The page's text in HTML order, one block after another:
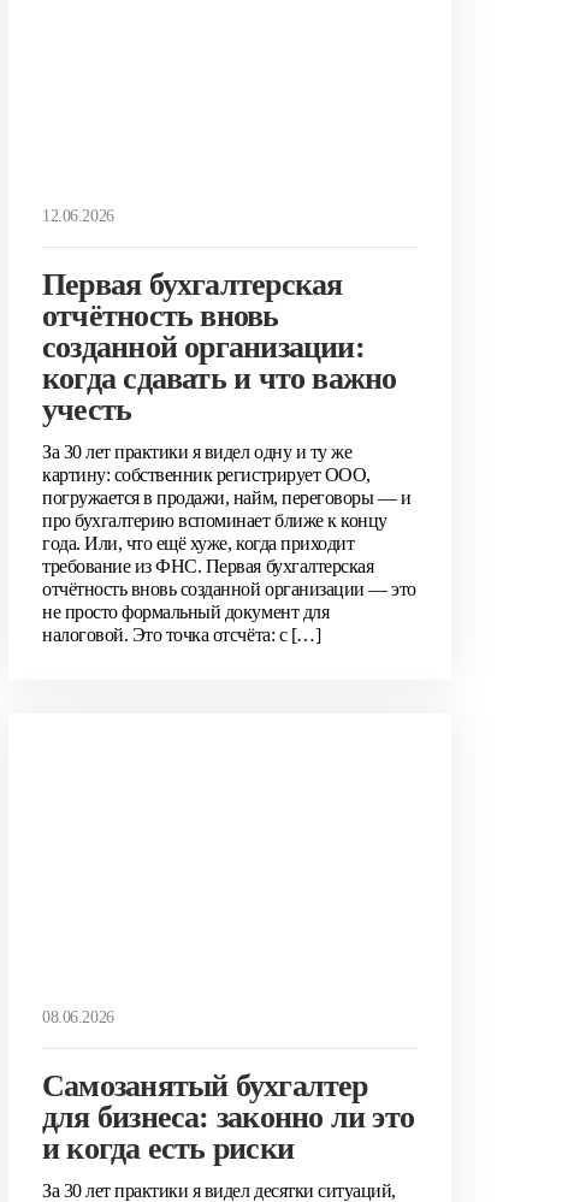
12.06.2026
Первая бухгалтерская
отчётность вновь
созданной организации:
когда сдавать и что важно
учесть
За 30 лет практики я видел одну и ту же
картину: собственник регистрирует ООО,
погружается в продажи, найм, переговоры — и
про бухгалтерию вспоминает ближе к концу
года. Или, что ещё хуже, когда приходит
требование из ФНС. Первая бухгалтерская
отчётность вновь созданной организации — это
не просто формальный документ для
налоговой. Это точка отсчёта: с […]
08.06.2026
Самозанятый бухгалтер
для бизнеса: законно ли это
и когда есть риски
За 30 лет практики я видел десятки ситуаций,